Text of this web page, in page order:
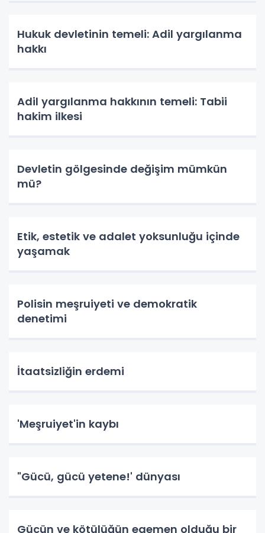
Hukuk devletinin temeli: Adil yargılanma
hakkı
Adil yargılanma hakkının temeli: Tabii
hakim ilkesi
Devletin gölgesinde değişim mümkün
mü?
Etik, estetik ve adalet yoksunluğu içinde
yaşamak
Polisin meşruiyeti ve demokratik
denetimi
İtaatsizliğin erdemi
'Meşruiyet'in kaybı
"Gücü, gücü yetene!' dünyası
Gücün ve kötülüğün egemen olduğu bir